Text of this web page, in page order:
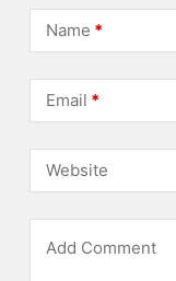
Name *
Email *
Website
Add Comment